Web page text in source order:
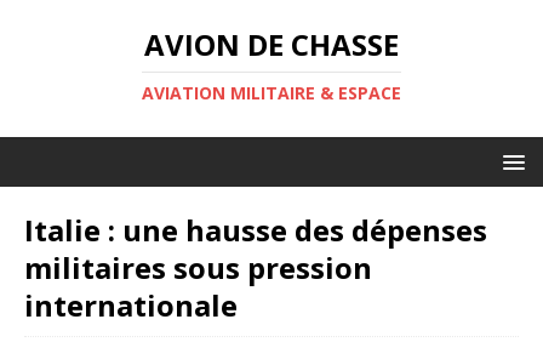
AVION DE CHASSE
AVIATION MILITAIRE & ESPACE
Italie : une hausse des dépenses
militaires sous pression
internationale